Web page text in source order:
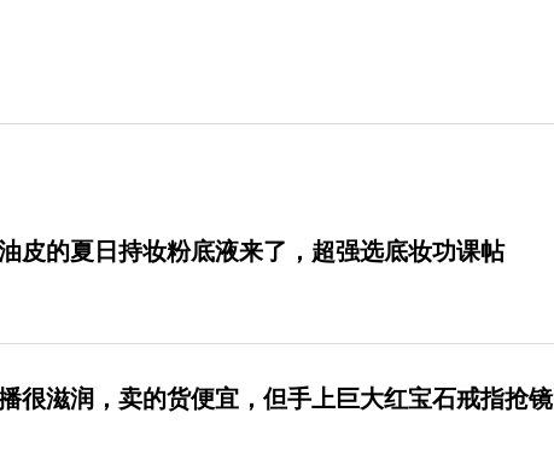
皮的夏日持妆粉底液来了，超强选底妆功课帖
很滋润，卖的货便宜，但手上巨大红宝石戒指抢镜